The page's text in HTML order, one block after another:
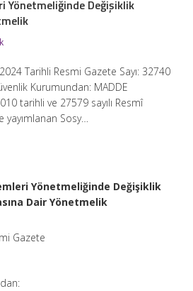
Yönetmeliğinde Değişiklik
Tarihli Resmi Gazete Sayı: 32740
Kurumundan: MADDE
tarihli ve 27579 sayılı Resmî
yayımlanan Sosy…
Yönetmeliğinde Değişiklik
Dair Yönetmelik
Gazete